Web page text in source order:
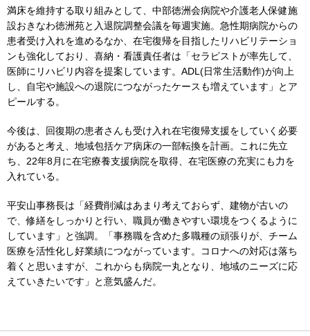
満床を維持する取り組みとして、中部徳洲会病院や介護老人保健施
設おきなわ徳洲苑と入退院調整会議を毎週実施。急性期病院からの
患者受け入れを進めるなか、在宅復帰を目指したリハビリテーショ
ンも強化しており、喜納・看護責任者は「セラピストが率先して、
医師にリハビリ内容を提案しています。ADL(日常生活動作)が向上
し、自宅や施設への退院につながったケースも増えています」とア
ピールする。
今後は、回復期の患者さんも受け入れ在宅復帰支援をしていく必要
があると考え、地域包括ケア病床の一部転換を計画。これに先立
ち、22年8月に在宅療養支援病院を取得、在宅医療の充実にも力を
入れている。
平安山事務長は「経費削減はあまり考えておらず、建物が古いの
で、修繕をしっかりと行い、職員が働きやすい環境をつくるように
しています」と強調。「事務職を含めた多職種の頑張りが、チーム
医療を活性化し好業績につながっています。コロナへの対応は落ち
着くと思いますが、これからも病院一丸となり、地域のニーズに応
えていきたいです」と意気盛んだ。